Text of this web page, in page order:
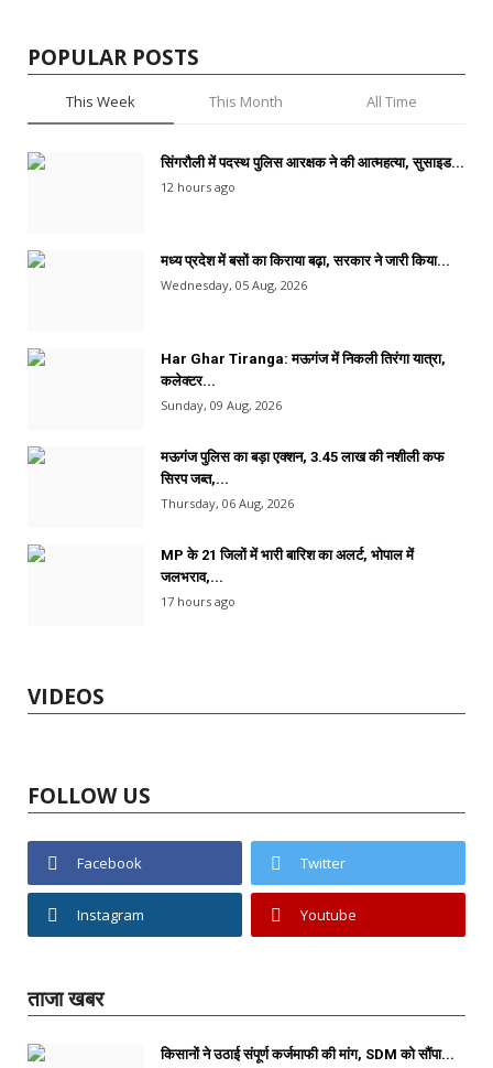
POPULAR POSTS
This Week This Month All Time
सिंगरौली में पदस्थ पुलिस आरक्षक ने की आत्महत्या, सुसाइड...
12 hours ago
मध्य प्रदेश में बसों का किराया बढ़ा, सरकार ने जारी किया...
Wednesday, 05 Aug, 2026
Har Ghar Tiranga: मऊगंज में निकली तिरंगा यात्रा,
कलेक्टर...
Sunday, 09 Aug, 2026
मऊगंज पुलिस का बड़ा एक्शन, 3.45 लाख की नशीली कफ
सिरप जब्त,...
Thursday, 06 Aug, 2026
MP के 21 जिलों में भारी बारिश का अलर्ट, भोपाल में
जलभराव,...
17 hours ago
VIDEOS
FOLLOW US
Facebook Twitter
Instagram Youtube
ताजा खबर
किसानों ने उठाई संपूर्ण कर्जमाफी की मांग, SDM को सौंपा...